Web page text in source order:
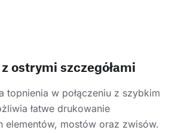
ostrymi szczegółami
topnienia w połączeniu z szybkim
łatwe drukowanie
elementów, mostów oraz zwisów.